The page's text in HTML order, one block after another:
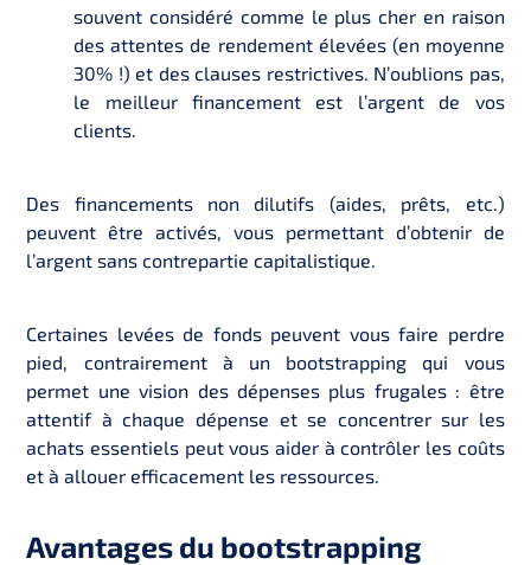
souvent considéré comme le plus cher en raison
des attentes de rendement élevées (en moyenne
30% !) et des clauses restrictives. N’oublions pas,
le meilleur financement est l’argent de vos
clients.
Des financements non dilutifs (aides, prêts, etc.)
peuvent être activés, vous permettant d’obtenir de
l’argent sans contrepartie capitalistique.
Certaines levées de fonds peuvent vous faire perdre
pied, contrairement à un bootstrapping qui vous
permet une vision des dépenses plus frugales : être
attentif à chaque dépense et se concentrer sur les
achats essentiels peut vous aider à contrôler les coûts
et à allouer efficacement les ressources.
Avantages du bootstrapping